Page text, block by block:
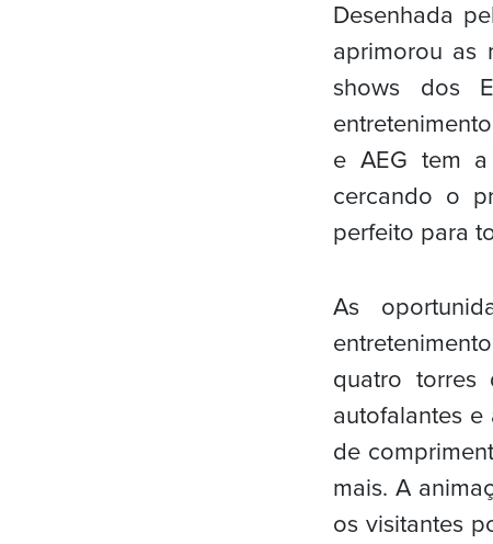
Desenhada
aprimorou as
shows dos
e AEG tem
cercando o
perfeito para
As
quatro torres
autofalantes
de
mais. A
os visitantes